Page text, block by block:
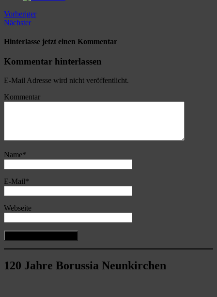
Vorheriger
Nächster
Hinterlasse jetzt einen Kommentar
Kommentar hinterlassen
E-Mail Adresse wird nicht veröffentlicht.
Kommentar
Name*
E-Mail*
Webseite
120 Jahre Borussia Neunkirchen